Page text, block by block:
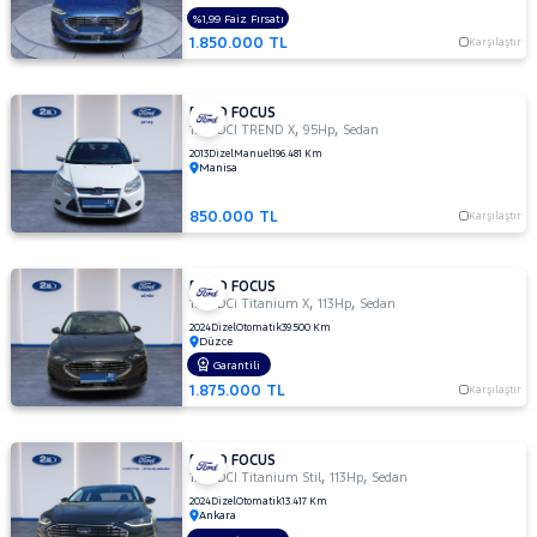
POWERSHIFT
1.5 TDCI
Stil
TDCI
TREND
X
1.5 TDCi
1.5 TDCi
PWS
MCA 120
BG 1499
CC
1.5 TDCi
Titanium
1.5 TI-VCT
TITANIUM
1.850.000 TL Karşılaştır
%1,99 Faiz Fırsatı
FORD FOCUS
1.6 TDCI TREND X,95Hp, Sedan
2013DizelManuel196.481 Km
Manisa
850.000 TL Karşılaştır
FORD FOCUS
1.5 TDCi Titanium X,113Hp, Sedan
2024DizelOtomatik39.500 Km
Düzce
1.875.000 TL Karşılaştır
Garantili
FORD FOCUS
1.5 TDCI Titanium Stil,113Hp, Sedan
2024DizelOtomatik13.417 Km
Ankara